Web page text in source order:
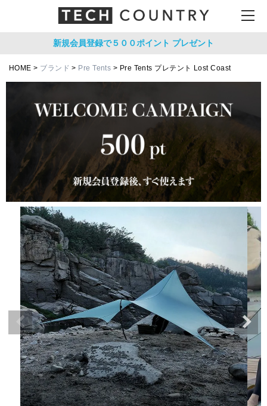
新規会員登録で５００ポイント プレゼント
HOME ブランド Pre Tents Pre Tents プレテント Lost Coast